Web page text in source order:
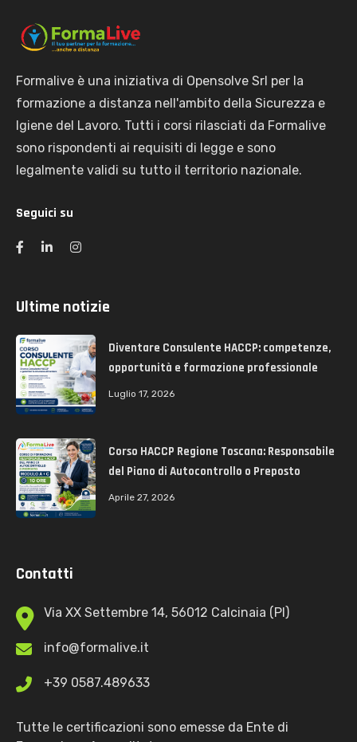
Formalive è una iniziativa di Opensolve Srl per la
formazione a distanza nell'ambito della Sicurezza e
Igiene del Lavoro. Tutti i corsi rilasciati da Formalive
sono rispondenti ai requisiti di legge e sono
legalmente validi su tutto il territorio nazionale.
Seguici su
Ultime notizie
Diventare Consulente HACCP: competenze,
opportunità e formazione professionale
Luglio 17, 2026
Corso HACCP Regione Toscana: Responsabile
del Piano di Autocontrollo o Preposto
Aprile 27, 2026
Contatti
Via XX Settembre 14, 56012 Calcinaia (PI)
info@formalive.it
+39 0587.489633
Tutte le certificazioni sono emesse da Ente di